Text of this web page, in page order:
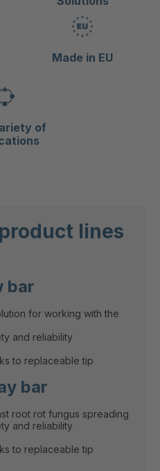
Made in EU
of
lines
bar
for working with the
and reliability
to replaceable tip
bar
root rot fungus spreading
and reliability
to replaceable tip